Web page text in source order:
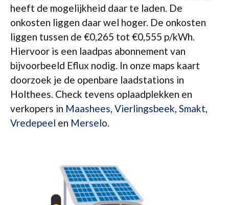
heeft de mogelijkheid daar te laden. De
onkosten liggen daar wel hoger. De onkosten
liggen tussen de €0,265 tot €0,555 p/kWh.
Hiervoor is een laadpas abonnement van
bijvoorbeeld Eflux nodig. In onze maps kaart
doorzoek je de openbare laadstations in
Holthees. Check tevens oplaadplekken en
verkopers in Maashees, Vierlingsbeek, Smakt,
Vredepeel en Merselo.